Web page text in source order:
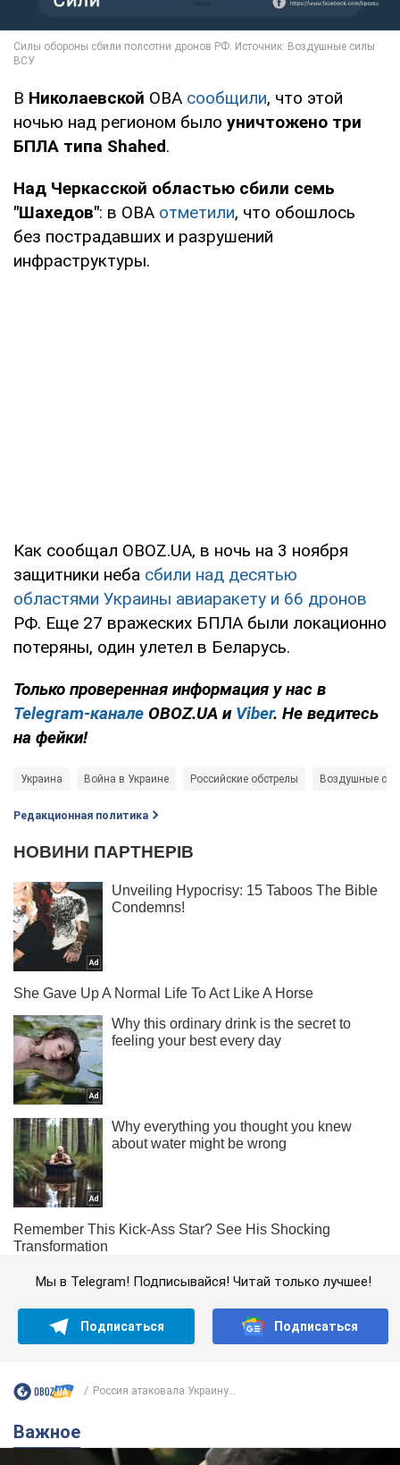
В Николаевской ОВА сообщили, что этой
ночью над регионом было уничтожено три
БПЛА типа Shahed.
Над Черкасской областью сбили семь
"Шахедов": в ОВА отметили, что обошлось
без пострадавших и разрушений
инфраструктуры.
Как сообщал OBOZ.UA, в ночь на 3 ноября
защитники неба сбили над десятью
областями Украины авиаракету и 66 дронов
РФ. Еще 27 вражеских БПЛА были локационно
потеряны, один улетел в Беларусь.
Только проверенная информация у нас в
Telegram-канале OBOZ.UA и Viber. Не ведитесь
на фейки!
Украина Война в Украине Российские обстрелы Воздушные
Редакционная политика
Мы в Telegram! Подписывайся! Читай только лучшее!
Подписаться Подписаться
Россия атаковала Украину...
Важное